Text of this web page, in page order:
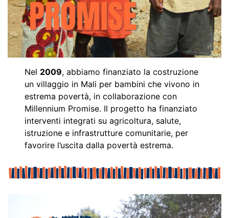
Nel 2009, abbiamo finanziato la costruzione
un villaggio in Mali per bambini che vivono in
estrema povertà, in collaborazione con
Millennium Promise. Il progetto ha finanziato
interventi integrati su agricoltura, salute,
istruzione e infrastrutture comunitarie, per
favorire l’uscita dalla povertà estrema.